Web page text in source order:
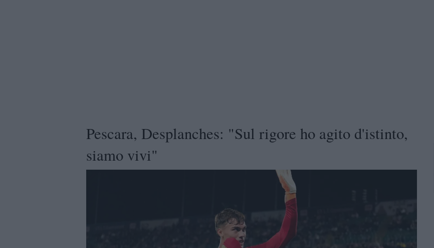
Pescara, Desplanches: "Sul rigore ho agito d'istinto,
siamo vivi"